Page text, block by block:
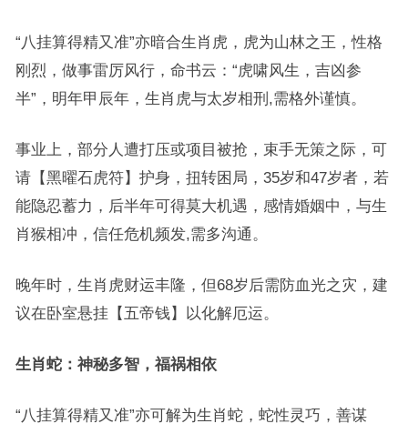
“八挂算得精又准”亦暗合生肖虎，虎为山林之王，性格
刚烈，做事雷厉风行，命书云：“虎啸风生，吉凶参
半”，明年甲辰年，生肖虎与太岁相刑,需格外谨慎。
事业上，部分人遭打压或项目被抢，束手无策之际，可
请【黑曜石虎符】护身，扭转困局，35岁和47岁者，若
能隐忍蓄力，后半年可得莫大机遇，感情婚姻中，与生
肖猴相冲，信任危机频发,需多沟通。
晚年时，生肖虎财运丰隆，但68岁后需防血光之灾，建
议在卧室悬挂【五帝钱】以化解厄运。
生肖蛇：神秘多智，福祸相依
“八挂算得精又准”亦可解为生肖蛇，蛇性灵巧，善谋